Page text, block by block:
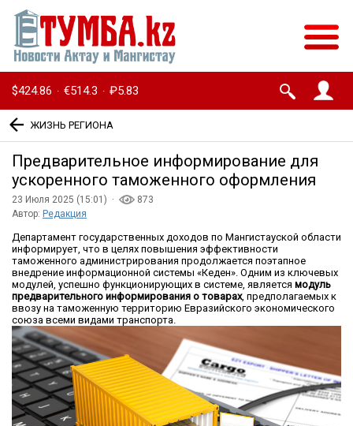
$424.86 · €514.3 · ₽5.83
ЖИЗНЬ РЕГИОНА
Предварительное информирование для
ускоренного таможенного оформления
23 Июля 2025 (15:01) ·
873
Автор: Редакция
Департамент государственных доходов по Мангистауской области
информирует, что в целях повышения эффективности
таможенного администрирования продолжается поэтапное
внедрение информационной системы «Кеден». Одним из ключевых
модулей, успешно функционирующих в системе, является модуль
предварительного информирования о товарах, предполагаемых к
ввозу на таможенную территорию Евразийского экономического
союза всеми видами транспорта.